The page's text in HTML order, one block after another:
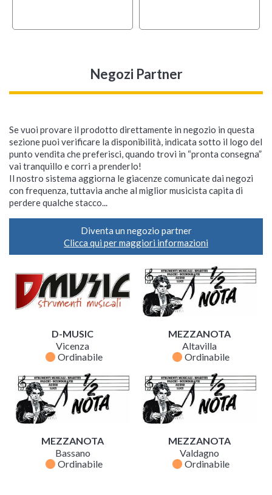
Negozi Partner
Se vuoi provare il prodotto direttamente in negozio in questa
sezione puoi verificare la disponibilità, indicata sotto il logo del
punto vendita che preferisci, quando trovi in “pronta consegna”
vai tranquillo e corri a prenderlo!
Il nostro sistema aggiorna le giacenze comunicate dai negozi
con frequenza, tuttavia anche al miglior musicista capita di
perdere qualche stacco...
Diventa un negozio partner
Clicca qui per maggiori informazioni
D-MUSIC
Vicenza
fiber_manual_record Ordinabile
MEZZANOTA
Altavilla
fiber_manual_record Ordinabile
MEZZANOTA
Bassano
fiber_manual_record Ordinabile
MEZZANOTA
Valdagno
fiber_manual_record Ordinabile